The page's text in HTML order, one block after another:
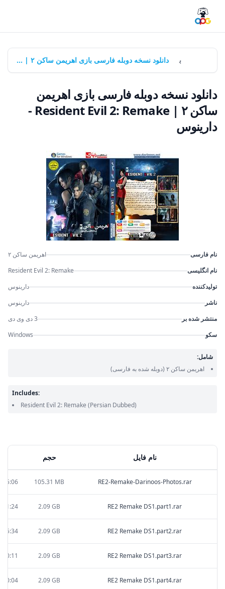
بازی‌ها دانلود نسخه دوبله فارسی بازی اهریمن ساکن ۲ | Resident Evil 2: Remake - دارینوس
دانلود نسخه دوبله فارسی بازی اهریمن
ساکن ۲ | Resident Evil 2: Remake -
دارینوس
نام فایل حجم
RE2-Remake-Darinoos-Photos.rar
105.31 MB
RE2 Remake DS1.part1.rar
2.09 GB
RE2 Remake DS1.part2.rar
2.09 GB
RE2 Remake DS1.part3.rar
2.09 GB
RE2 Remake DS1.part4.rar
2.09 GB
نام فارسی
اهریمن ساکن ۲
نام انگلیسی
Resident Evil 2: Remake
تولیدکننده
دارینوس
ناشر
دارینوس
منتشر شده بر
3 دی وی دی
سکو
Windows
شامل:
اهریمن ساکن ۲
(دوبله شده به فارسی)
Includes:
Resident Evil 2: Remake (Persian Dubbed)